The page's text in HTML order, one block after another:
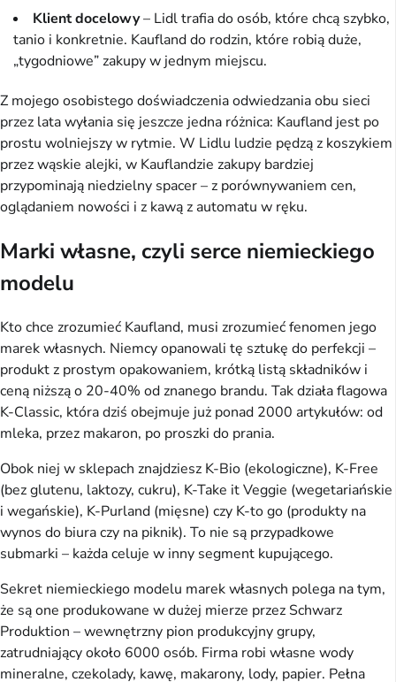
Klient docelowy– Lidl trafia do osób, które chcą szybko,
tanio i konkretnie. Kaufland do rodzin, które robią duże,
„tygodniowe” zakupy w jednym miejscu.
Z mojego osobistego doświadczenia odwiedzania obu sieci
przez lata wyłania się jeszcze jedna różnica: Kaufland jest po
prostu wolniejszy w rytmie. W Lidlu ludzie pędzą z koszykiem
przez wąskie alejki, w Kauflandzie zakupy bardziej
przypominają niedzielny spacer – z porównywaniem cen,
oglądaniem nowości i z kawą z automatu w ręku.
Marki własne, czyli serce niemieckiego
modelu
Kto chce zrozumieć Kaufland, musi zrozumieć fenomen jego
marek własnych. Niemcy opanowali tę sztukę do perfekcji –
produkt z prostym opakowaniem, krótką listą składników i
ceną niższą o 20-40% od znanego brandu. Tak działa flagowa
K-Classic, która dziś obejmuje już ponad 2000 artykułów: od
mleka, przez makaron, po proszki do prania.
Obok niej w sklepach znajdziesz K-Bio (ekologiczne), K-Free
(bez glutenu, laktozy, cukru), K-Take it Veggie (wegetariańskie
i wegańskie), K-Purland (mięsne) czy K-to go (produkty na
wynos do biura czy na piknik). To nie są przypadkowe
submarki – każda celuje w inny segment kupującego.
Sekret niemieckiego modelu marek własnych polega na tym,
że są one produkowane w dużej mierze przez Schwarz
Produktion – wewnętrzny pion produkcyjny grupy,
zatrudniający około 6000 osób. Firma robi własne wody
mineralne, czekolady, kawę, makarony, lody, papier. Pełna